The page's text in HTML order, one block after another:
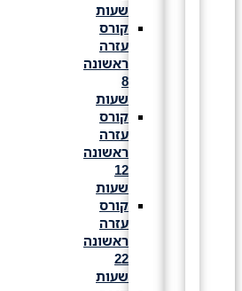
שעות
קורס
עזרה
ראשונה
שעות
קורס
עזרה
ראשונה
שעות
קורס
עזרה
ראשונה
שעות